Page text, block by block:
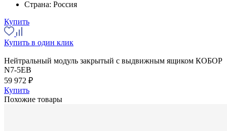
Страна: Россия
Купить
Купить в один клик
Нейтральный модуль закрытый с выдвижным ящиком КОБОР
N7-5EB
59 972 ₽
Купить
Похожие товары